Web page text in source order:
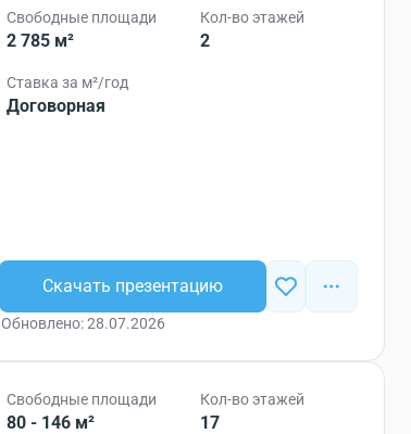
Свободные площади
2 785 м²
Кол-во этажей
2
Ставка за м²/год
Договорная
Скачать презентацию
Обновлено: 28.07.2026
Свободные площади
80 - 146 м²
Кол-во этажей
17